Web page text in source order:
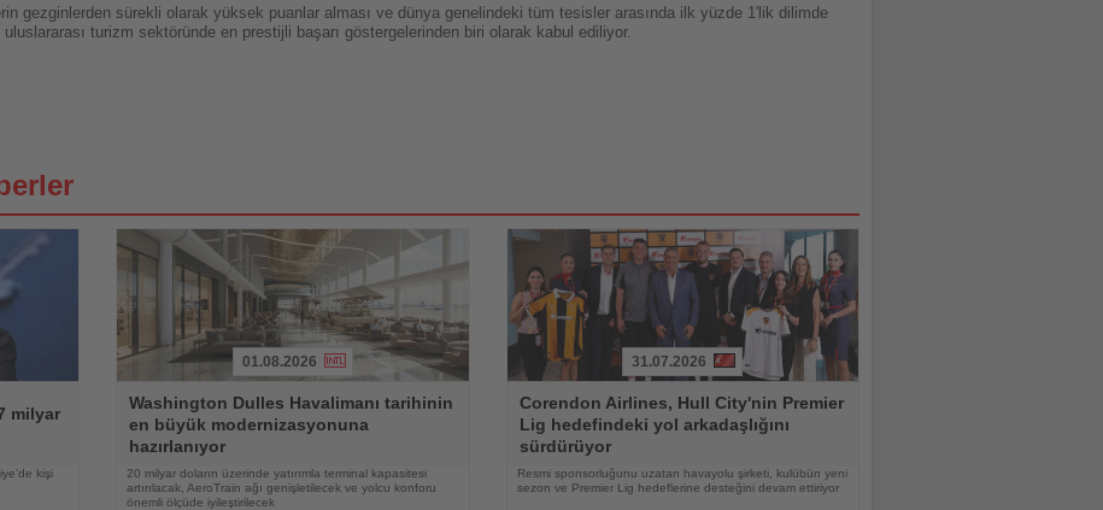
gezginlerden sürekli olarak yüksek puanlar alması ve dünya genelindeki tüm tesisler arasında ilk yüzde 1'lik dilimde
turizm sektöründe en prestijli başarı göstergelerinden biri olarak kabul ediliyor.
milyar
kişi
Oku
01.08.2026
Washington Dulles Havalimanı tarihinin
en büyük modernizasyonuna
hazırlanıyor
20 milyar doların üzerinde yatırımla terminal kapasitesi
artırılacak, AeroTrain ağı genişletilecek ve yolcu konforu
önemli ölçüde iyileştirilecek
Oku
31.07.2026
Corendon Airlines, Hull City'nin Premier
Lig hedefindeki yol arkadaşlığını
sürdürüyor
Resmi sponsorluğunu uzatan havayolu şirketi, kulübün yeni
sezon ve Premier Lig hedeflerine desteğini devam ettiriyor